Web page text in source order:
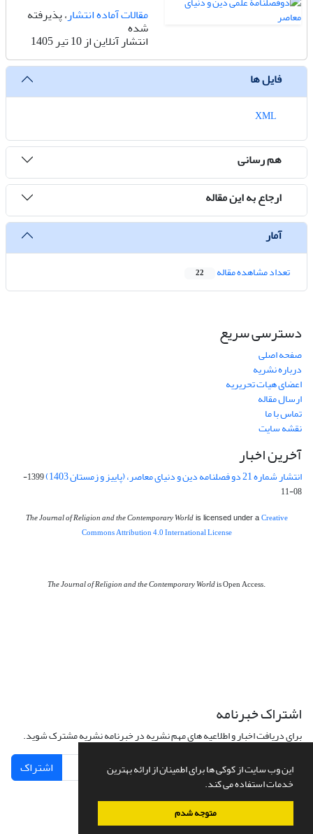
این وب سایت از کوکی ها برای اطمینان از ارائه بهترین
خدمات استفاده می کند.
متوجه شدم
مقالات آماده انتشار، پذیرفته
شده
انتشار آنلاین از 10 تیر 1405
فایل ها
هم رسانی
ارجاع به این مقاله
آمار
تعداد مشاهده مقاله 22
دسترسی سریع
صفحه اصلی
درباره نشریه
اعضای هیات تحریریه
ارسال مقاله
تماس با ما
نقشه سایت
آخرین اخبار
انتشار شماره 21 دو فصلنامه دین و دنیای معاصر، (پاییز و زمستان 1403)
1399-
08-11
The Journal of Religion and the Contemporary Worldis licensed under a Creative
Commons Attribution 4.0 International License
The Journal of Religion and the Contemporary Worldis Open Access.
اشتراک خبرنامه
برای دریافت اخبار و اطلاعیه های مهم نشریه در خبرنامه نشریه مشترک شوید.
اشتراک
سامانه مدیریت نشریات علمی.طراحی و پیاده سازی ازسیناوب